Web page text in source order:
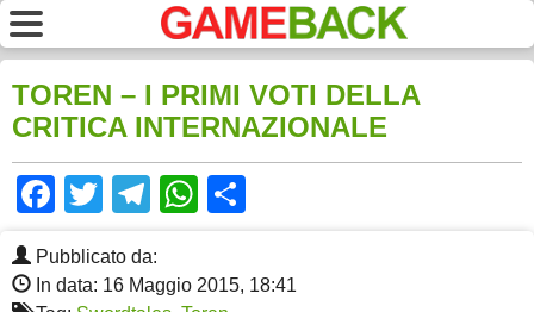
TOREN – I PRIMI VOTI DELLA
CRITICA INTERNAZIONALE
Facebook
TwitterTelegram
WhatsApp
Pubblicato da:
In data: 16 Maggio 2015, 18:41